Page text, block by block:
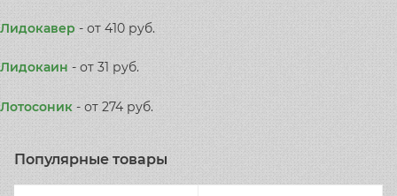
Лидокавер - от 410 руб.
Лидокаин - от 31 руб.
Лотосоник - от 274 руб.
Популярные товары